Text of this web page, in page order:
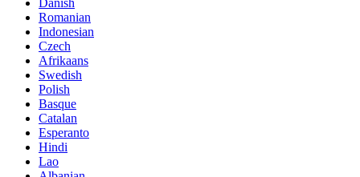
Romanian
Indonesian
Czech
Afrikaans
Swedish
Polish
Basque
Catalan
Esperanto
Hindi
Lao